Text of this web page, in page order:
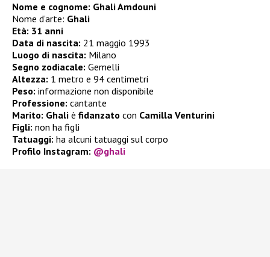
Nome e cognome: Ghali Amdouni
Nome d’arte: Ghali
Età: 31 anni
Data di nascita: 21 maggio 1993
Luogo di nascita: Milano
Segno zodiacale: Gemelli
Altezza: 1 metro e 94 centimetri
Peso: informazione non disponibile
Professione: cantante
Marito: Ghali è fidanzato con Camilla Venturini
Figli: non ha figli
Tatuaggi: ha alcuni tatuaggi sul corpo
Profilo Instagram: @ghali